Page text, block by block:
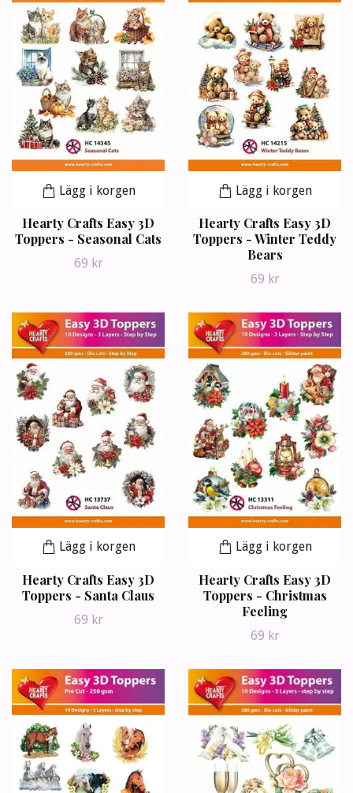
Lägg i korgen
Hearty Crafts Easy 3D
Toppers - Seasonal Cats
69 kr
Lägg i korgen
Hearty Crafts Easy 3D
Toppers - Winter Teddy
Bears
69 kr
Lägg i korgen
Hearty Crafts Easy 3D
Toppers - Santa Claus
69 kr
Lägg i korgen
Hearty Crafts Easy 3D
Toppers - Christmas
Feeling
69 kr